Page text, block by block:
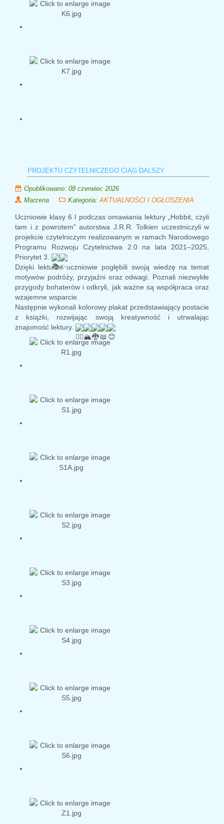
PROJEKTU CZYTELNICZEGO CIĄG DALSZY
Opublikowano: 08 czerwiec 2026
Marzena
Kategoria: AKTUALNOŚCI I OGŁOSZENIA
Uczniowie klasy 6 l podczas omawiania lektury „Hobbit, czyli
tam i z powrotem” autorstwa J.R.R. Tolkien uczestniczyli w
projekcie czytelniczym realizowanym w ramach Narodowego
Programu Rozwoju Czytelnictwa 2.0 na lata 2021–2025,
Priorytet 3.
Dzięki lekturze uczniowie pogłębili swoją wiedzę na temat
motywów podróży, przyjaźni oraz odwagi. Poznali niezwykłe
przygody bohaterów i odkryli, jak ważne są współpraca oraz
wzajemne wsparcie.
Następnie wykonali kolorowy plakat przedstawiający postacie
z książki, rozwijając swoją kreatywność i utrwalając
znajomość lektury.